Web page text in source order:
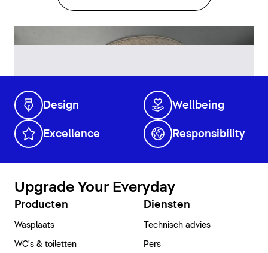
Design Wellbeing
Excellence Responsibility
Upgrade Your Everyday
Producten
Wasplaats
WC's & toiletten
Diensten
Technisch advies
Pers